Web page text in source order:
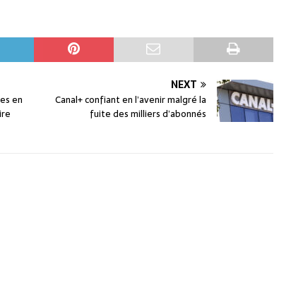
en
NEXT
Canal+ confiant en l’avenir malgré la
fuite des milliers d’abonnés